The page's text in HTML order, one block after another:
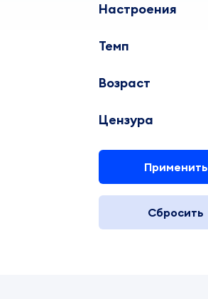
Настроения
Темп
Возраст
Цензура
Применить
Сбросить